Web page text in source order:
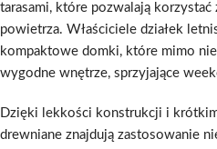
tarasami, które pozwalają
powietrza. Właściciele działek
kompaktowe domki, które mimo
wygodne wnętrze, sprzyjające
Dzięki lekkości konstrukcji i
drewniane znajdują zastosowanie